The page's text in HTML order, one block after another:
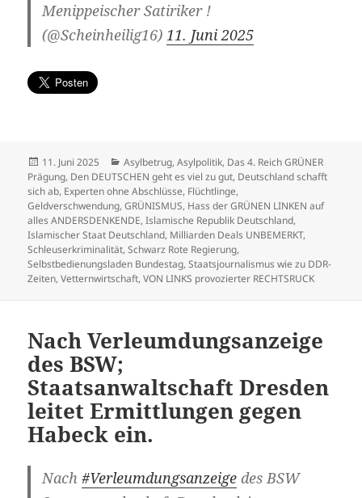
Menippeischer Satiriker !
(@Scheinheilig16)11. Juni 2025
Veröffentlicht
am
11. Juni 2025 Kategorien
Asylbetrug,Asylpolitik, Das 4. Reich GRÜNER
Prägung, Den DEUTSCHEN geht es viel zu gut, Deutschland schafft
sich ab, Experten ohne Abschlüsse, Flüchtlinge,
Geldverschwendung,GRÜNISMUS, Hass der GRÜNEN LINKEN auf
alles ANDERSDENKENDE,Islamische Republik Deutschland,
Islamischer Staat Deutschland, Milliarden Deals UNBEMERKT,
Schleuserkriminalität,Schwarz Rote Regierung,
Selbstbedienungsladen Bundestag,Staatsjournalismus wie zu DDR-
Zeiten,Vetternwirtschaft,VON LINKS provozierter RECHTSRUCK
Nach Verleumdungsanzeige
des BSW;
Staatsanwaltschaft Dresden
leitet Ermittlungen gegen
Habeck ein.
Nach#Verleumdungsanzeige des BSW